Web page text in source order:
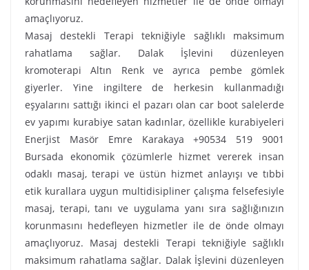
amaçlıyoruz.
Masaj destekli Terapi tekniğiyle sağlıklı maksimum
rahatlama sağlar. Dalak İşlevini düzenleyen
kromoterapi Altın Renk ve ayrıca pembe gömlek
giyerler. Yine ingiltere de herkesin kullanmadığı
eşyalarını sattığı ikinci el pazarı olan car boot salelerde
ev yapımı kurabiye satan kadınlar, özellikle kurabiyeleri
Enerjist Masör Emre Karakaya +90534 519 9001
Bursada ekonomik çözümlerle hizmet vererek insan
odaklı masaj, terapi ve üstün hizmet anlayışı ve tıbbi
etik kurallara uygun multidisipliner çalışma felsefesiyle
masaj, terapi, tanı ve uygulama yanı sıra sağlığınızın
korunmasını hedefleyen hizmetler ile de önde olmayı
amaçlıyoruz. Masaj destekli Terapi tekniğiyle sağlıklı
maksimum rahatlama sağlar. Dalak İşlevini düzenleyen